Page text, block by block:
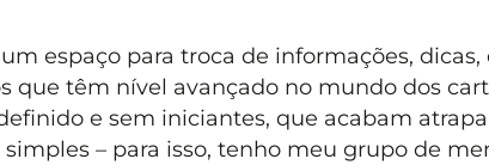
espaço para troca de informações, dicas,
que têm nível avançado no mundo dos
e sem iniciantes, que acabam
– para isso, tenho meu grupo de